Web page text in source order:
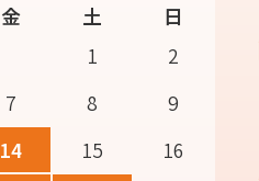
金 土
日
1
2
7 8
9
14 15
16